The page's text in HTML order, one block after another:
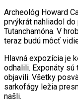
Archeológ Howard
prvýkrát nahliadol
Tutanchamóna. V
teraz budú môcť
Hlavná expozícia je
odhalili. Exponáty
objavili. Všetky
sarkofágy ležia
našli.